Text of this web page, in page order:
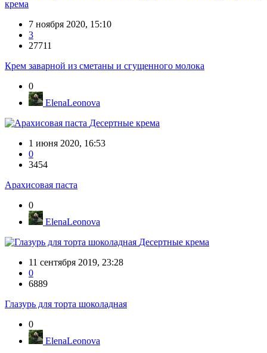
крема
7 ноября 2020, 15:10
3
27711
Крем заварной из сметаны и сгущенного молока
0
ElenaLeonova
Десертные крема
1 июня 2020, 16:53
0
3454
Арахисовая паста
0
ElenaLeonova
Десертные крема
11 сентября 2019, 23:28
0
6889
Глазурь для торта шоколадная
0
ElenaLeonova